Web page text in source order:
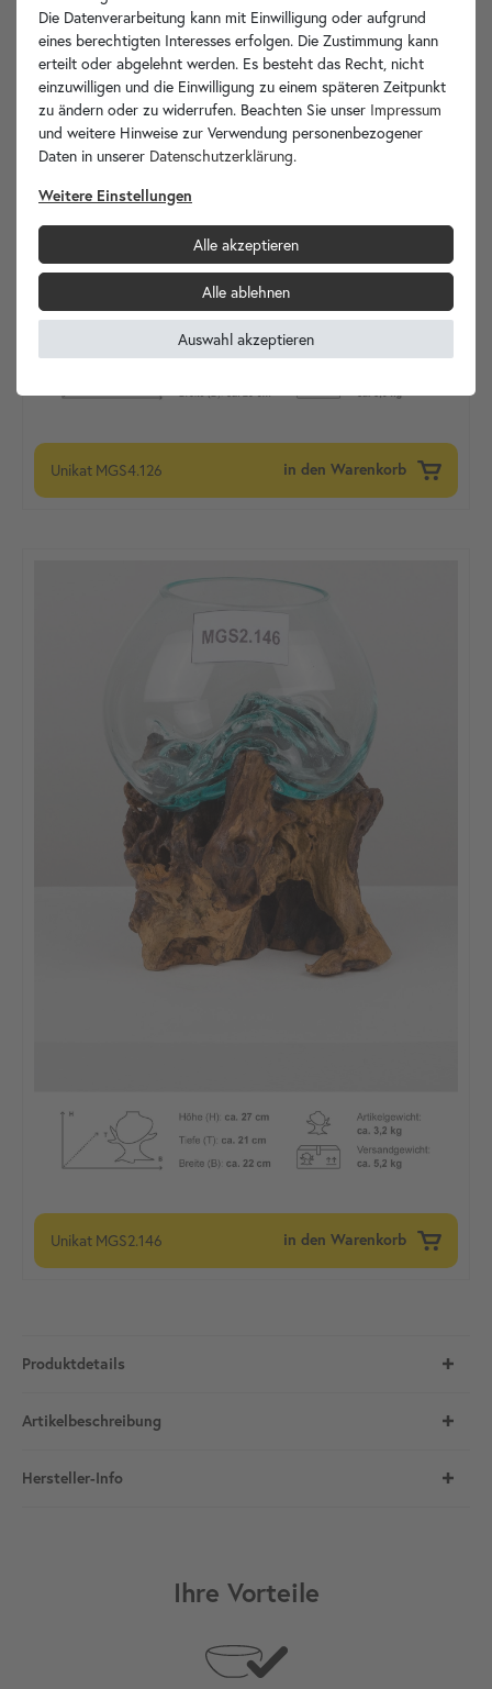
Unikat MGS4.126 in den Warenkorb
Unikat MGS2.146 in den Warenkorb
Produktdetails
Artikelbeschreibung
Hersteller-Info
Ihre Vorteile
Die Datenverarbeitung kann mit Einwilligung oder aufgrund
eines berechtigten Interesses erfolgen. Die Zustimmung kann
erteilt oder abgelehnt werden. Es besteht das Recht, nicht
einzuwilligen und die Einwilligung zu einem späteren Zeitpunkt
zu ändern oder zu widerrufen. Beachten Sie unser Impressum
und weitere Hinweise zur Verwendung personenbezogener
Daten in unserer Daten­schutz­erklärung.
Weitere Einstellungen
Alle akzeptieren
Alle ablehnen
Auswahl akzeptieren